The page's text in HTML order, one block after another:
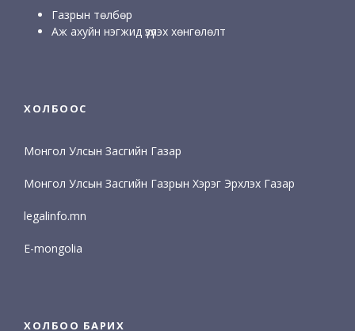
Газрын төлбөр
Аж ахуйн нэгжид үзүүлэх хөнгөлөлт
ХОЛБООС
Монгол Улсын Засгийн Газар
Монгол Улсын Засгийн Газрын Хэрэг Эрхлэх Газар
legalinfo.mn
E-mongolia
ХОЛБОО БАРИХ